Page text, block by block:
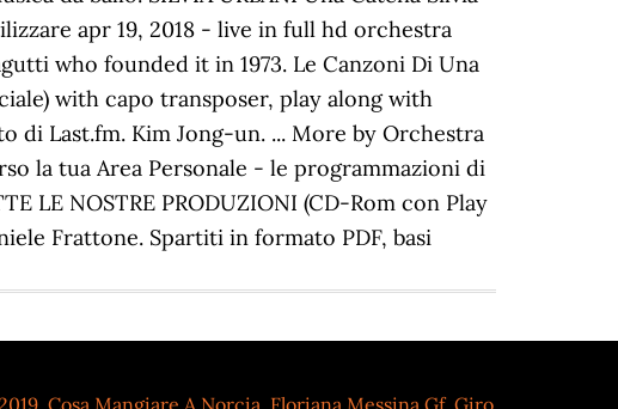
Cosa Mangiare A Norcia Floriana Messina Gf, Giro